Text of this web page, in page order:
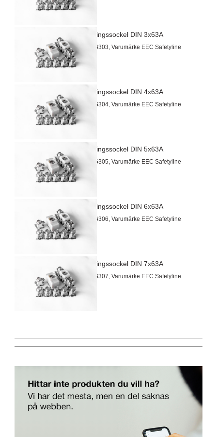
Radsäkringssockel DIN 3x63A
Artnr 2026303, Varumärke EEC Safetyline
Radsäkringssockel DIN 4x63A
Artnr 2026304, Varumärke EEC Safetyline
Radsäkringssockel DIN 5x63A
Artnr 2026305, Varumärke EEC Safetyline
Radsäkringssockel DIN 6x63A
Artnr 2026306, Varumärke EEC Safetyline
Radsäkringssockel DIN 7x63A
Artnr 2026307, Varumärke EEC Safetyline